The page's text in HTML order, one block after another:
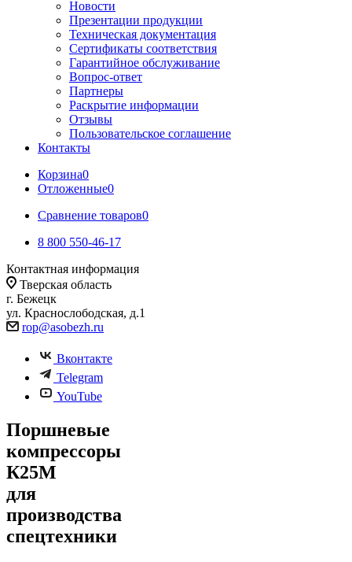
Новости
Презентации продукции
Техническая документация
Сертификаты соответствия
Гарантийное обслуживание
Вопрос-ответ
Партнеры
Раскрытие информации
Отзывы
Пользовательское соглашение
Контакты
Корзина0
Отложенные0
Сравнение товаров0
8 800 550-46-17
Контактная информация
Тверская область
г. Бежецк
ул. Краснослободская, д.1
rop@asobezh.ru
Вконтакте
Telegram
YouTube
Поршневые
компрессоры
К25М
для
производства
спецтехники